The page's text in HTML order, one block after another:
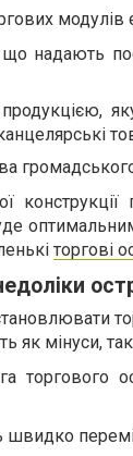
модулів
що надають
торгові
як мінуси,
торгового
швидко